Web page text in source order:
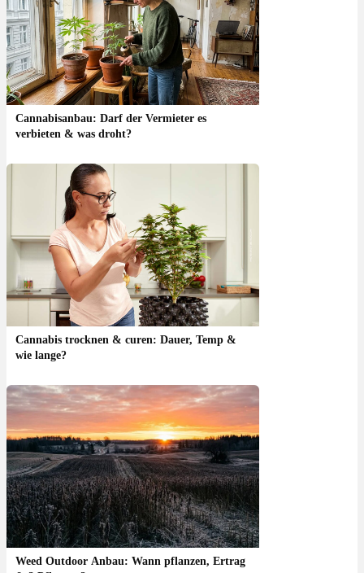
Cannabisanbau: Darf der Vermieter es
verbieten & was droht?
Cannabis trocknen & curen: Dauer, Temp &
wie lange?
Weed Outdoor Anbau: Wann pflanzen, Ertrag